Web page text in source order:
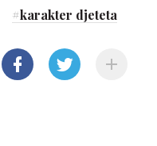
#karakter djeteta